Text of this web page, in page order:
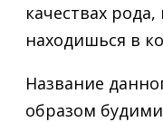
качествах
находишься в
Название
образом